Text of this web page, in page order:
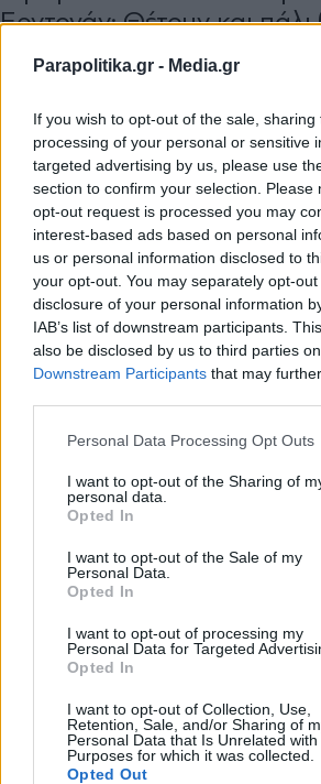
Parapolitika.gr - Media.gr
If you wish to opt-out of the sale,
processing of your personal or sensitive
targeted advertising by us, please use
section to confirm your selection. Please
opt-out request is processed you may
interest-based ads based on personal
us or personal information disclosed to
your opt-out. You may separately opt-
disclosure of your personal information
IAB’s list of downstream participants.
also be disclosed by us to third parties
Downstream Participants that may
Personal Data Processing Opt Outs
I want to opt-out of the Sharing of
personal data.
Opted In
I want to opt-out of the Sale of my
Personal Data.
Opted In
I want to opt-out of processing my
Personal Data for Targeted
Opted In
I want to opt-out of Collection, Use,
Retention, Sale, and/or Sharing of
Personal Data that Is Unrelated
Purposes for which it was collected.
Opted Out
Ερντογάν: Θέτουν και
τουρκικής μειονότητας στη
πηγές
ΔΙΕΘΝΗ 24.07.2024 12:54
Νέα πρόκληση Ερντογάν:
συνεχίσουμε να
"τουρκική" μειονότητα
"Ειρηνευτική" η
Εγγραφή στο
Αποδέχομαι τους
και την πολιτική
X